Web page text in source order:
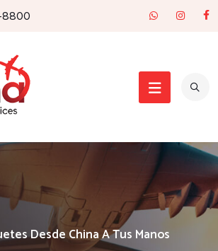
8800
etesDesdeChinaATus Manos